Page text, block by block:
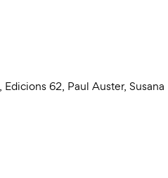
, Edicions 62, Paul Auster, Susana